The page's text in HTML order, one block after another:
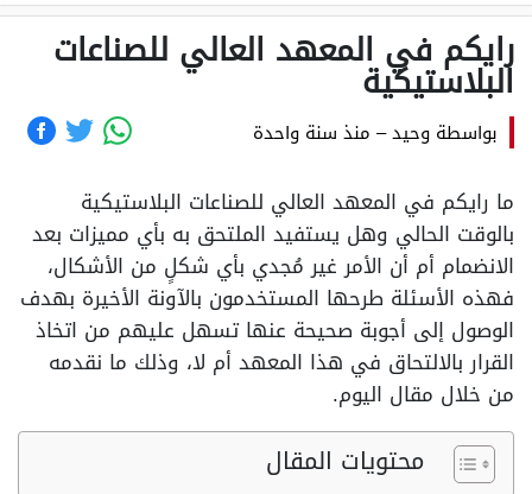
رايكم في المعهد العالي للصناعات
البلاستيكية
بواسطة وحيد– منذ سنة واحدة
ما رايكم في المعهد العالي للصناعات البلاستيكية
بالوقت الحالي وهل يستفيد الملتحق به بأي مميزات بعد
الانضمام أم أن الأمر غير مُجدي بأي شكلٍ من الأشكال،
فهذه الأسئلة طرحها المستخدمون بالآونة الأخيرة بهدف
الوصول إلى أجوبة صحيحة عنها تسهل عليهم من اتخاذ
القرار بالالتحاق في هذا المعهد أم لا، وذلك ما نقدمه
من خلال مقال اليوم.
محتويات المقال